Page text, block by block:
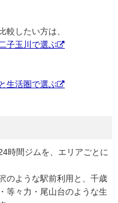
較したい方は、
子玉川で選ぶ
生活圏で選ぶ
時間ジムを、エリアごとに
のような駅前利用と、千歳
等々力・尾山台のような生